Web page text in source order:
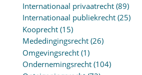
Internationaal privaatrecht(89)
Internationaal publiekrecht(25)
Kooprecht(15)
Mededingingsrecht(26)
Omgevingsrecht(1)
Ondernemingsrecht(104)